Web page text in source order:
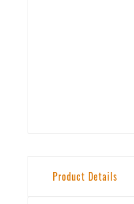
Product Details